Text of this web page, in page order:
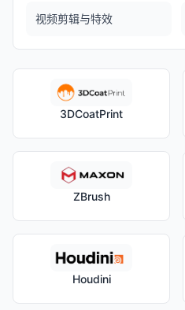
视频剪辑与特效
3DCoatPrint
ZBrush
Houdini